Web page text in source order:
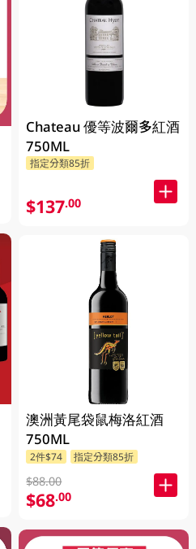
Chateau 優等波爾多紅酒
750ML
指定分類85折
$137.00
澳洲黃尾袋鼠梅洛紅酒
750ML
2件$74 指定分類85折
$88.00
$68.00